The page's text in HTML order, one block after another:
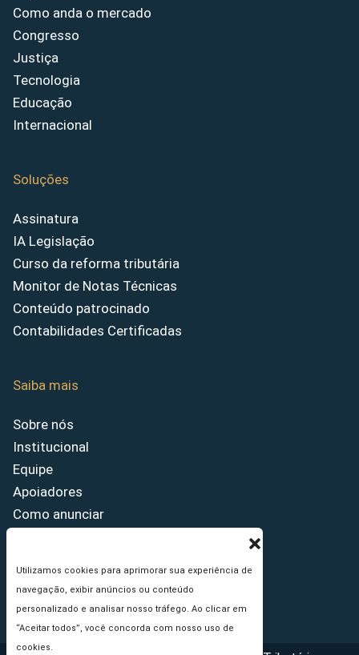
Utilizamos cookies para aprimorar sua experiência de
navegação, exibir anúncios ou conteúdo
personalizado e analisar nosso tráfego. Ao clicar em
“Aceitar todos”, você concorda com nosso uso de
cookies.
Como anda o mercado
Congresso
Justiça
Tecnologia
Educação
Internacional
Soluções
Assinatura
IA Legislação
Curso da reforma tributária
Monitor de Notas Técnicas
Conteúdo patrocinado
Contabilidades Certificadas
Saiba mais
Sobre nós
Institucional
Equipe
Apoiadores
Como anunciar
Princípios Editoriais